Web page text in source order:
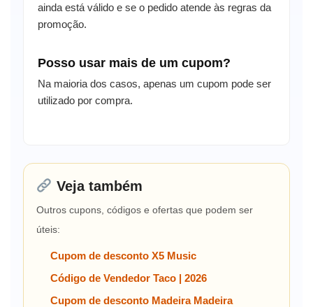
ainda está válido e se o pedido atende às regras da
promoção.
Posso usar mais de um cupom?
Na maioria dos casos, apenas um cupom pode ser
utilizado por compra.
Veja também
Outros cupons, códigos e ofertas que podem ser
úteis:
Cupom de desconto X5 Music
Código de Vendedor Taco | 2026
Cupom de desconto Madeira Madeira